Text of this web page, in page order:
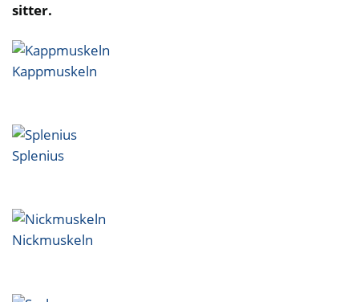
sitter.
Kappmuskeln
Splenius
Nickmuskeln